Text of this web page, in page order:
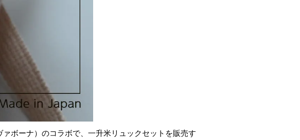
ボーナ）のコラボで、一升米リュックセットを販売す